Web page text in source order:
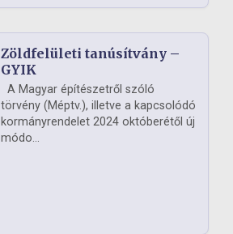
Zöldfelületi tanúsítvány –
GYIK
A Magyar építészetről szóló
törvény (Méptv.), illetve a kapcsolódó
kormányrendelet 2024 októberétől új
módo...